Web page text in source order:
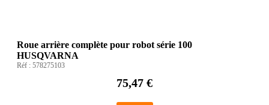
Roue arrière complète pour robot série 100
HUSQVARNA
Réf : 578275103
75,47 €